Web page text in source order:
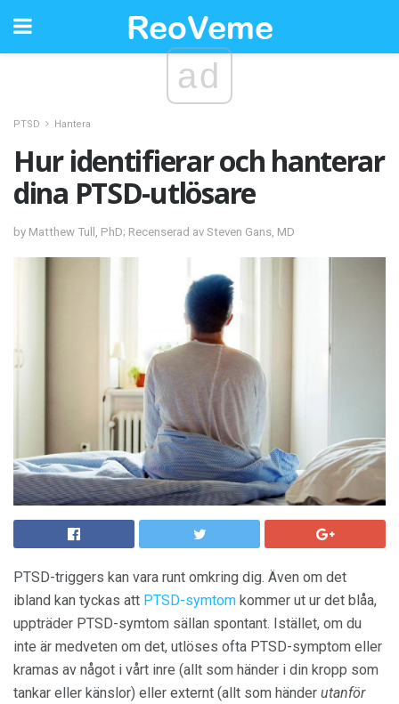
ad
PTSD Hantera
Hur identifierar och hanterar
dina PTSD-utlösare
by Matthew Tull, PhD; Recenserad av Steven Gans, MD
PTSD-triggers kan vara runt omkring dig. Även om det
ibland kan tyckas att PTSD-symtom kommer ut ur det blåa,
uppträder PTSD-symtom sällan spontant. Istället, om du
inte är medveten om det, utlöses ofta PTSD-symptom eller
kramas av något i vårt inre (allt som händer i din kropp som
tankar eller känslor) eller externt (allt som händer utanför